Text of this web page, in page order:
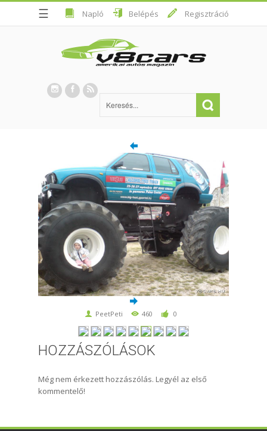
☰ Napló Belépés Regisztráció
PeetPeti 460 0
HOZZÁSZÓLÁSOK
Még nem érkezett hozzászólás. Legyél az első
kommentelő!